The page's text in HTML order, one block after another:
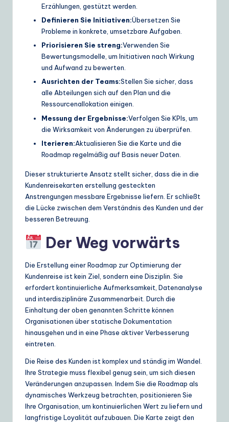
Erzählungen, gestützt werden.
Definieren Sie Initiativen:Übersetzen Sie
Probleme in konkrete, umsetzbare Aufgaben.
Priorisieren Sie streng:Verwenden Sie
Bewertungsmodelle, um Initiativen nach Wirkung
und Aufwand zu bewerten.
Ausrichten der Teams:Stellen Sie sicher, dass
alle Abteilungen sich auf den Plan und die
Ressourcenallokation einigen.
Messung der Ergebnisse:Verfolgen Sie KPIs, um
die Wirksamkeit von Änderungen zu überprüfen.
Iterieren:Aktualisieren Sie die Karte und die
Roadmap regelmäßig auf Basis neuer Daten.
Dieser strukturierte Ansatz stellt sicher, dass die in die
Kundenreisekarten erstellung gesteckten
Anstrengungen messbare Ergebnisse liefern. Er schließt
die Lücke zwischen dem Verständnis des Kunden und der
besseren Betreuung.
Der Weg vorwärts
Die Erstellung einer Roadmap zur Optimierung der
Kundenreise ist kein Ziel, sondern eine Disziplin. Sie
erfordert kontinuierliche Aufmerksamkeit, Datenanalyse
und interdisziplinäre Zusammenarbeit. Durch die
Einhaltung der oben genannten Schritte können
Organisationen über statische Dokumentation
hinausgehen und in eine Phase aktiver Verbesserung
eintreten.
Die Reise des Kunden ist komplex und ständig im Wandel.
Ihre Strategie muss flexibel genug sein, um sich diesen
Veränderungen anzupassen. Indem Sie die Roadmap als
dynamisches Werkzeug betrachten, positionieren Sie
Ihre Organisation, um kontinuierlichen Wert zu liefern und
langfristige Loyalität aufzubauen. Die Karte zeigt den